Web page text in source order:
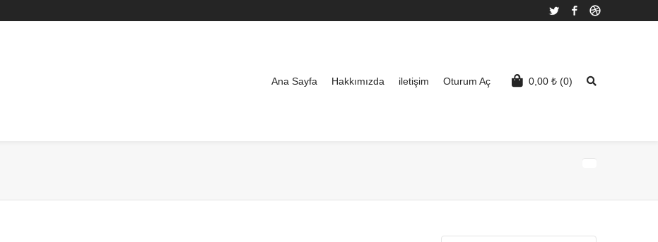
Twitter Facebook
0,00 ₺ (0)
Ana Sayfa Hakkımızda iletişim Oturum Aç